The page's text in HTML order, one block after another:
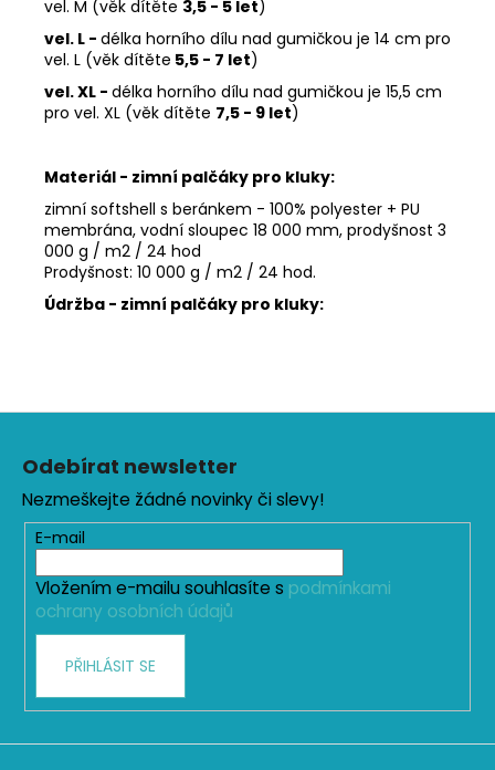
vel. M (věk dítěte 3,5 - 5 let)
vel. L - délka horního dílu nad gumičkou je 14 cm pro
vel. L (věk dítěte 5,5 - 7 let)
vel. XL - délka horního dílu nad gumičkou je 15,5 cm
pro vel. XL (věk dítěte 7,5 - 9 let)
Materiál - zimní palčáky pro kluky:
zimní softshell s beránkem - 100% polyester + PU
membrána, vodní sloupec 18 000 mm, prodyšnost 3
000 g / m2 / 24 hod
Prodyšnost: 10 000 g / m2 / 24 hod.
Údržba - zimní palčáky pro kluky:
Z
Odebírat newsletter
Nezmeškejte žádné novinky či slevy!
E-mail
Vložením e-mailu souhlasíte s podmínkami
ochrany osobních údajů
PŘIHLÁSIT SE